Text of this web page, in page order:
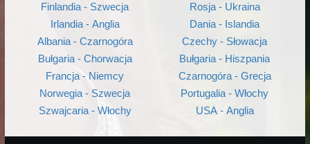
Finlandia - Szwecja
Irlandia - Anglia
Albania - Czarnogóra
Bułgaria - Chorwacja
Francja - Niemcy
Norwegia - Szwecja
Szwajcaria - Włochy
Rosja - Ukraina
Dania - Islandia
Czechy - Słowacja
Bułgaria - Hiszpania
Czarnogóra - Grecja
Portugalia - Włochy
USA - Anglia